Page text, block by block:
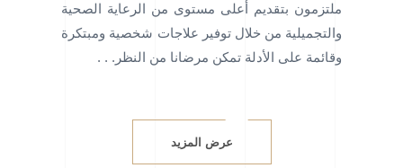
ملتزمون بتقديم أعلى مستوى من الرعاية الصحية
والتجميلية من خلال توفير علاجات شخصية ومبتكرة
وقائمة على الأدلة تمكن مرضانا من النظر. . .
عرض المزيد